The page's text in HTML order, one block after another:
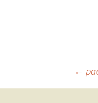
←